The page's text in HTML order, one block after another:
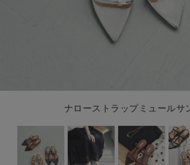
ナローストラップミュールサ